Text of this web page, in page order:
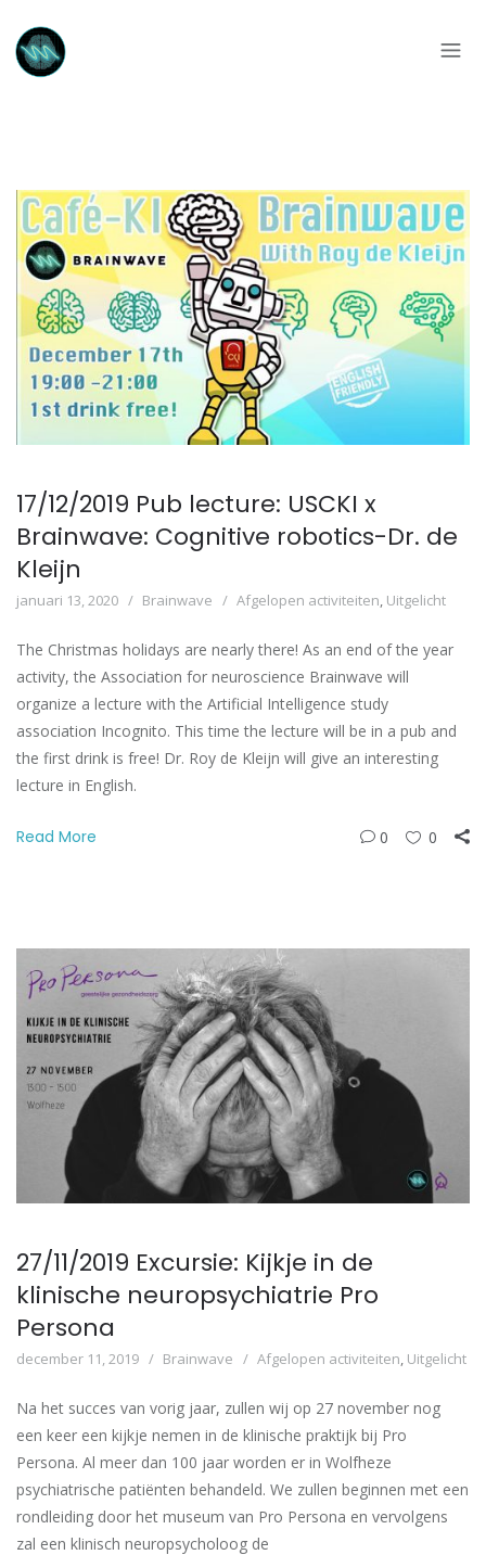
17/12/2019 Pub lecture: USCKI x
Brainwave: Cognitive robotics-Dr. de
Kleijn
januari 13, 2020 Brainwave Afgelopen activiteiten, Uitgelicht
The Christmas holidays are nearly there! As an end of the year
activity, the Association for neuroscience Brainwave will
organize a lecture with the Artificial Intelligence study
association Incognito. This time the lecture will be in a pub and
the first drink is free! Dr. Roy de Kleijn will give an interesting
lecture in English.
Read More 0 0
27/11/2019 Excursie: Kijkje in de
klinische neuropsychiatrie Pro
Persona
december 11, 2019 Brainwave Afgelopen activiteiten, Uitgelicht
Na het succes van vorig jaar, zullen wij op 27 november nog
een keer een kijkje nemen in de klinische praktijk bij Pro
Persona. Al meer dan 100 jaar worden er in Wolfheze
psychiatrische patiënten behandeld. We zullen beginnen met een
rondleiding door het museum van Pro Persona en vervolgens
zal een klinisch neuropsycholoog de